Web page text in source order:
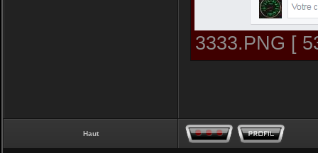
3333.PNG [
Haut